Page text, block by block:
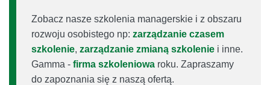
Zobacz nasze szkolenia managerskie i z obszaru
rozwoju osobistego np: zarządzanie czasem
szkolenie, zarządzanie zmianą szkolenie i inne.
Gamma - firma szkoleniowa roku. Zapraszamy
do zapoznania się z naszą ofertą.